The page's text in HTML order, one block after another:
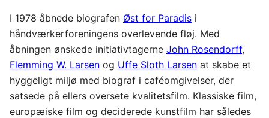
I 1978 åbnede biografen Øst for Paradis i
håndværkerforeningens overlevende fløj. Med
åbningen ønskede initiativtagerne John Rosendorff,
Flemming W. Larsen og Uffe Sloth Larsen at skabe et
hyggeligt miljø med biograf i caféomgivelser, der
satsede på ellers oversete kvalitetsfilm. Klassiske film,
europæiske film og deciderede kunstfilm har således